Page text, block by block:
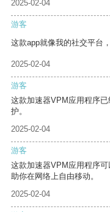
2025-02-04
游客
这款app就像我的社交平台
2025-02-04
游客
这款加速器VPM应用程序
护。
2025-02-04
游客
这款加速器VPM应用程序
助你在网络上自由移动。
2025-02-04